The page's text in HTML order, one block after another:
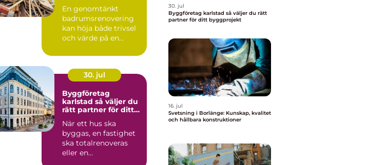
En genomtänkt
badrumsrenovering
kan höja både trivsel
och värde på en
Samtidigt ...
30. jul
Byggföretag
karlstad så väljer du
rätt partner för ditt
När ett hus ska
byggas, en fastighet
ska totalrenoveras
eller en
30. jul
Byggföretag karlstad så väljer du rätt
partner för ditt byggprojekt
16. jul
Svetsning i Borlänge: Kunskap, kvalitet
och hållbara konstruktioner